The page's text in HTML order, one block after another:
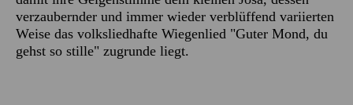
verzaubernder und immer wieder verblüffend variierten
Weise das volksliedhafte Wiegenlied "Guter Mond, du
gehst so stille" zugrunde liegt.